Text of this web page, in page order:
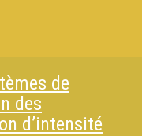
de
des
d’intensité